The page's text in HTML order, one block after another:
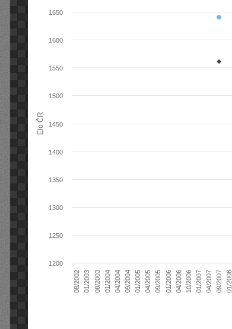
Elo ČR
08/2002 01/2003 08/2003 01/2004 04/2004 09/2004 01/2005 04/2005 09/2005 01/2006 04/2006 10/2006 01/2007 04/2007 09/2007 01/2008
1200
1250
1300
1350
1400
1450
1500
1550
1600
1650